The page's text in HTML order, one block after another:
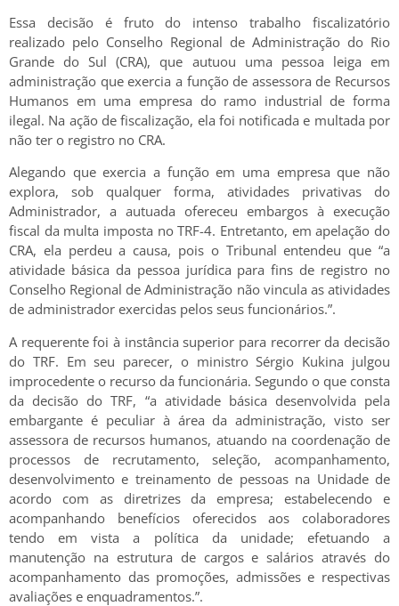
Essa decisão é fruto do intenso trabalho fiscalizatório
realizado pelo Conselho Regional de Administração do Rio
Grande do Sul (CRA), que autuou uma pessoa leiga em
administração que exercia a função de assessora de Recursos
Humanos em uma empresa do ramo industrial de forma
ilegal. Na ação de fiscalização, ela foi notificada e multada por
não ter o registro no CRA.
Alegando que exercia a função em uma empresa que não
explora, sob qualquer forma, atividades privativas do
Administrador, a autuada ofereceu embargos à execução
fiscal da multa imposta no TRF-4. Entretanto, em apelação do
CRA, ela perdeu a causa, pois o Tribunal entendeu que “a
atividade básica da pessoa jurídica para fins de registro no
Conselho Regional de Administração não vincula as atividades
de administrador exercidas pelos seus funcionários.”.
A requerente foi à instância superior para recorrer da decisão
do TRF. Em seu parecer, o ministro Sérgio Kukina julgou
improcedente o recurso da funcionária. Segundo o que consta
da decisão do TRF, “a atividade básica desenvolvida pela
embargante é peculiar à área da administração, visto ser
assessora de recursos humanos, atuando na coordenação de
processos de recrutamento, seleção, acompanhamento,
desenvolvimento e treinamento de pessoas na Unidade de
acordo com as diretrizes da empresa; estabelecendo e
acompanhando benefícios oferecidos aos colaboradores
tendo em vista a política da unidade; efetuando a
manutenção na estrutura de cargos e salários através do
acompanhamento das promoções, admissões e respectivas
avaliações e enquadramentos.”.